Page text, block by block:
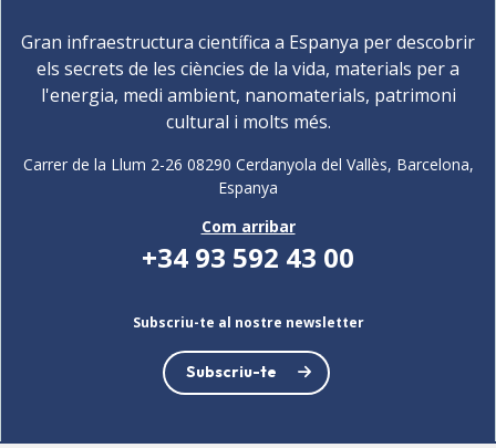
Gran infraestructura científica a Espanya per descobrir
els secrets de les ciències de la vida, materials per a
l'energia, medi ambient, nanomaterials, patrimoni
cultural i molts més.
Carrer de la Llum 2-26 08290 Cerdanyola del Vallès, Barcelona,
Espanya
Com arribar
+34 93 592 43 00
Subscriu-te al nostre newsletter
Subscriu-te